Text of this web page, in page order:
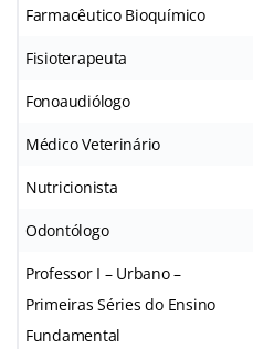
Farmacêutico Bioquímico
Fisioterapeuta
Fonoaudiólogo
Médico Veterinário
Nutricionista
Odontólogo
Professor I – Urbano –
Primeiras Séries do Ensino
Fundamental